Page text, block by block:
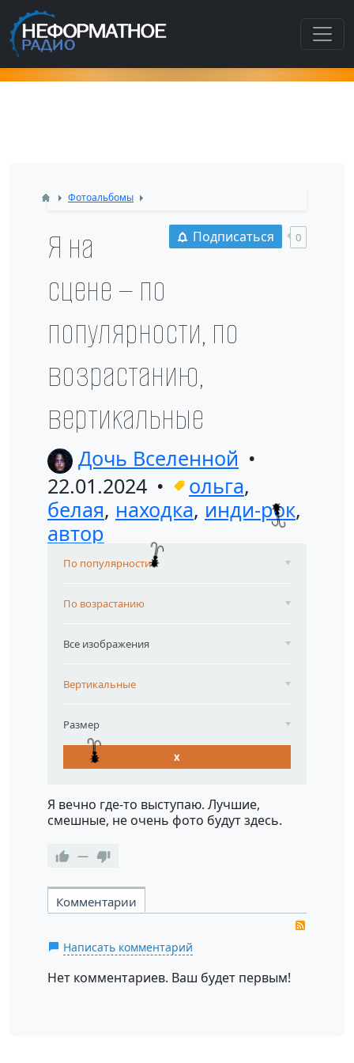
Как попасть в этот раздел???
Фотоальбомы
Подписаться 0
Я на
сцене — по
популярности, по
возрастанию,
вертикальные
Дочь Вселенной
22.01.2024
ольга,
белая, находка, инди-рок,
автор
По популярности
По возрастанию
Все изображения
Вертикальные
Размер
x
Я вечно где-то выступаю. Лучшие,
смешные, не очень фото будут здесь.
—
Комментарии
Написать комментарий
Нет комментариев. Ваш будет первым!